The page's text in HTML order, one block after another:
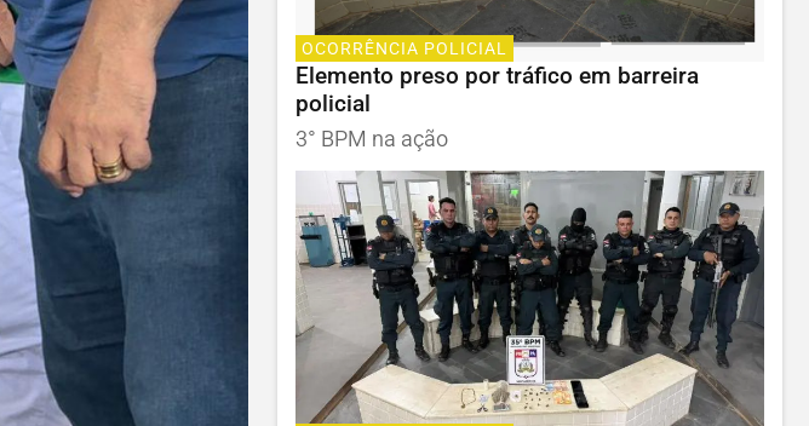
OCORRÊNCIA POLICIAL
Elemento preso por tráfico em barreira
policial
3° BPM na ação